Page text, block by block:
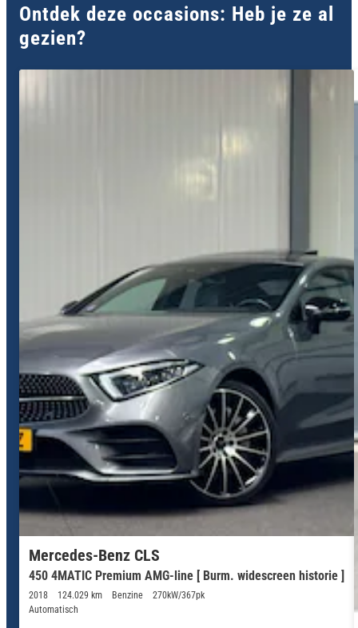
Ontdek deze occasions: Heb je ze al
gezien?
Mercedes-Benz CLS
450 4MATIC Premium AMG-line [ Burm. widescreen historie ]
2018 124.029 km Benzine
270kW/367pk
Automatisch